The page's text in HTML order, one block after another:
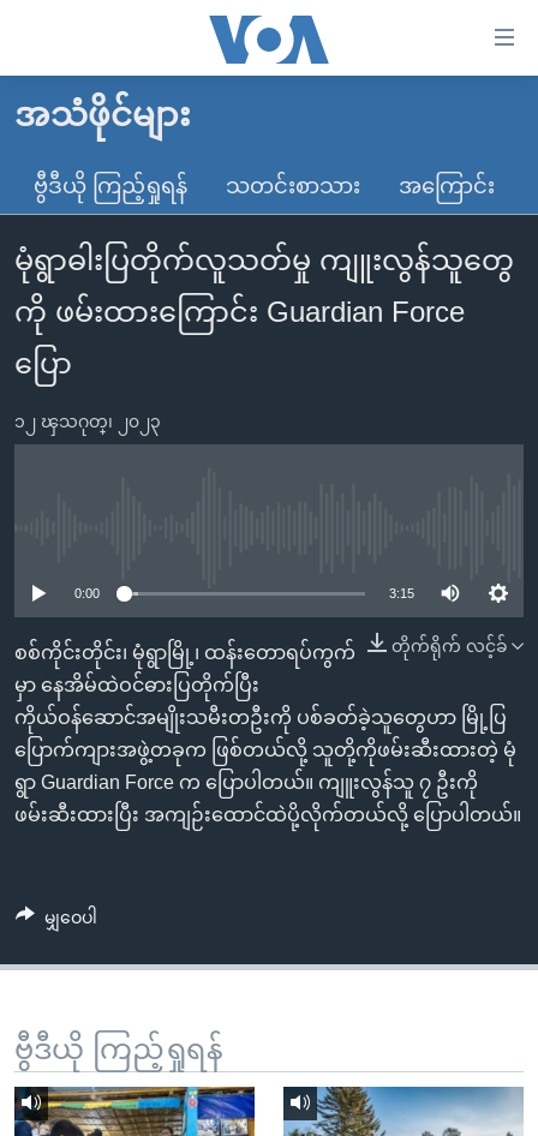
လွယ်ကူ
သည့်
များ
ပင်မ
အကြောင်းအရာ
ကျော်
ကြည့်
ကြည့်
ရှာဖွေ
ရန်
ကျော်
မူလစာမျက်နှာ
မြန်မာ
ကမ္ဘာ့သတင်းများ
နိုင်ငံတကာ
အမေရိကန်
တရုတ်
အစ္စရေး-ပါလက်စတိုင်း
ဗွီဒီယို
သတင်းလွတ်လပ်ခွင့်
ရပ်ဝန်းတခု လမ်းတခု အလွန်
အင်္ဂလိပ်စာလေ့လာမယ်
အမေရိကန်သုံးအီဒီယံ
အပတ်စဉ်ကဏ္ဍများ
ဗွီအိုအေ လူမှုကွန်ယက်များ
ဘာသာစကားများ
အသံဖိုင်များ
ဗွီဒီယို ကြည့်ရှုရန် သတင်းစာသား အကြောင်း
မုံရွာဓါးပြတိုက်လူသတ်မှု ကျူးလွန်သူတွေ
ကို ဖမ်းထားကြောင်း Guardian Force
ပြော
၁၂ ၾသဂုတ္၊ ၂၀၂၃
0:00 3:15
တိုက်ရိုက် လင့်ခ်
စစ်ကိုင်းတိုင်း၊ မုံရွာမြို့၊ ထန်းတောရပ်ကွက်
မှာ နေအိမ်ထဲဝင်ဓားပြတိုက်ပြီး
ကိုယ်ဝန်ဆောင်အမျိုးသမီးတဦးကို ပစ်ခတ်ခဲ့သူတွေဟာ မြို့ပြ
ပြောက်ကျားအဖွဲ့တခုက ဖြစ်တယ်လို့ သူတို့ကိုဖမ်းဆီးထားတဲ့ မုံ
ရွာ Guardian Force က ပြောပါတယ်။ ကျူးလွန်သူ ၇ ဦးကို
ဖမ်းဆီးထားပြီး အကျဉ်းထောင်ထဲပို့လိုက်တယ်လို့ ပြောပါတယ်။
မျှဝေပါ
ဗွီဒီယို ကြည့်ရှုရန်